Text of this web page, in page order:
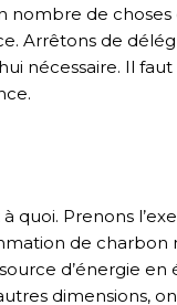
de
Arrêtons de
nécessaire. Il
quoi. Prenons
de charbon
d’énergie
dimensions,